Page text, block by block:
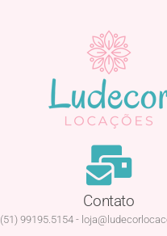
Contato
(51) 99195.5154 -